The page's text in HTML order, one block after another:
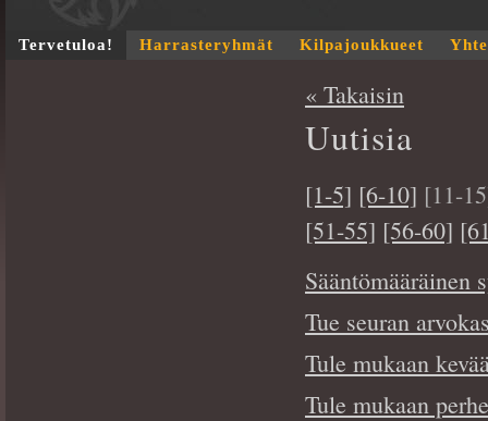
Tervetuloa! Harrasteryhmät Kilpajoukkueet
« Takaisin
Uutisia
[1-5] [6-10] [11-
[51-55] [56-60]
Sääntömääräinen
Tue seuran
Tule mukaan
Tule mukaan